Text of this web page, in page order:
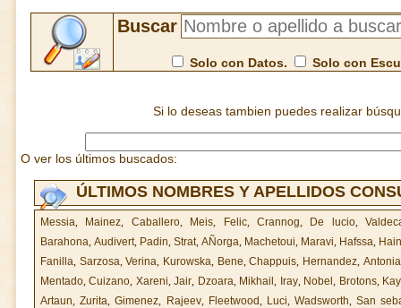
Buscar
Solo con Datos. Solo con
Si lo deseas tambien puedes realizar
O ver los últimos buscados:
ÚLTIMOS NOMBRES Y APELLIDOS
Messia, Mainez, Caballero, Meis, Felic, Crannog, De lucio,
Barahona, Audivert, Padin, Strat, AÑorga, Machetoui, Maravi, Hafssa,
Fanilla, Sarzosa,Verina, Kurowska, Bene,Chappuis, Hernandez,
Mentado,Cuizano, Xareni,Jair, Dzoara, Mikhail, Iray, Nobel, Brotons,
Artaun,Zurita,Gimenez, Rajeev, Fleetwood, Luci,Wadsworth,San